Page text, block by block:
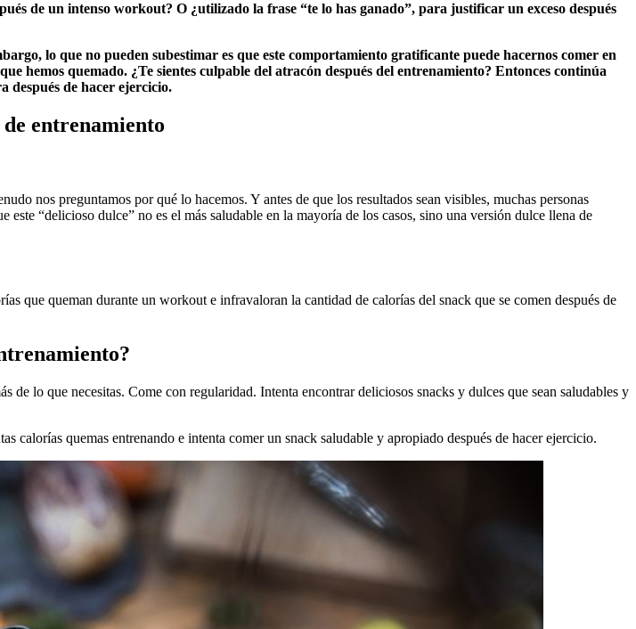
de un intenso workout? O ¿utilizado la frase “te lo has ganado”, para justificar un exceso después
lo que no pueden subestimar es que este comportamiento gratificante puede hacernos comer en
hemos quemado. ¿Te sientes culpable del atracón después del entrenamiento? Entonces continúa
después de hacer ejercicio.
de entrenamiento
nos preguntamos por qué lo hacemos. Y antes de que los resultados sean visibles, muchas personas
“delicioso dulce” no es el más saludable en la mayoría de los casos, sino una versión dulce llena de
que queman durante un workout e infravaloran la cantidad de calorías del snack que se comen después de
de lo que necesitas. Come con regularidad. Intenta encontrar deliciosos snacks y dulces que sean saludables y
calorías quemas entrenando e intenta comer un snack saludable y apropiado después de hacer ejercicio.